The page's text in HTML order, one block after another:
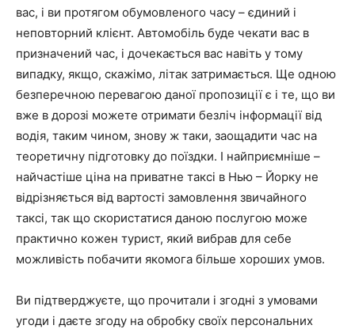
вас, і ви протягом обумовленого часу – єдиний і
неповторний клієнт. Автомобіль буде чекати вас в
призначений час, і дочекається вас навіть у тому
випадку, якщо, скажімо, літак затримається. Ще одною
безперечною перевагою даної пропозиції є і те, що ви
вже в дорозі можете отримати безліч інформації від
водія, таким чином, знову ж таки, заощадити час на
теоретичну підготовку до поїздки. І найприємніше –
найчастіше ціна на приватне таксі в Нью – Йорку не
відрізняється від вартості замовлення звичайного
таксі, так що скористатися даною послугою може
практично кожен турист, який вибрав для себе
можливість побачити якомога більше хороших умов.
Ви підтверджуєте, що прочитали і згодні з умовами
угоди і даєте згоду на обробку своїх персональних